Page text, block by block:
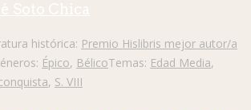
Soto Chica
histórica: Premio Hislibris mejor autor/a
Épico, BélicoTemas: Edad Media,
, S. VIII